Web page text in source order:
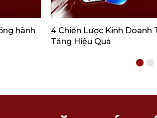
hành
4 Chiến Lược Kinh Doanh
Tăng Hiệu Quả